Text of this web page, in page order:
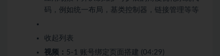
码，例如统一布局，基类控制器，链接管理等等
收起列表
视频： 5-1 账号绑定页面搭建 (04:29)